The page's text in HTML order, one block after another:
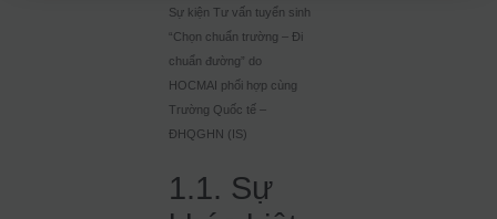
Sự kiện Tư vấn tuyển sinh
“Chọn chuẩn trường – Đi
chuẩn đường” do
HOCMAI phối hợp cùng
Trường Quốc tế –
ĐHQGHN (IS)
1.1. Sự